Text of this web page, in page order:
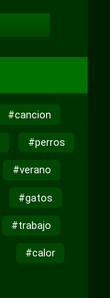
#cancion
#perros
#verano
#gatos
#trabajo
#calor